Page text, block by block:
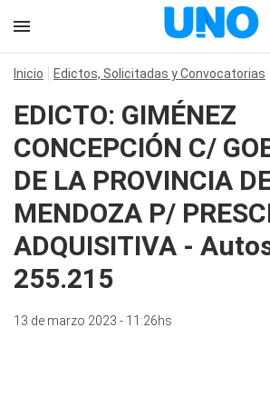
Inicio Edictos, Solicitadas y Convocatorias
EDICTO: GIMÉNEZ
CONCEPCIÓN C/
DE LA PROVINCIA
MENDOZA P/
ADQUISITIVA -
255.215
13 de marzo 2023 - 11:26hs